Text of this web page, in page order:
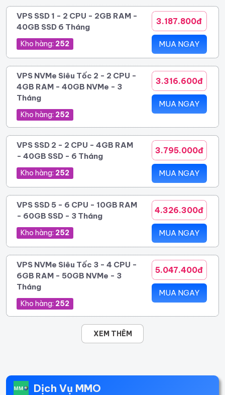
VPS SSD 1 - 2 CPU - 2GB RAM -
40GB SSD 6 Tháng
Kho hàng: 252
3.187.800đ
MUA NGAY
VPS NVMe Siêu Tốc 2 - 2 CPU -
4GB RAM - 40GB NVMe - 3
Tháng
Kho hàng: 252
3.316.600đ
MUA NGAY
VPS SSD 2 - 2 CPU - 4GB RAM
- 40GB SSD - 6 Tháng
Kho hàng: 252
3.795.000đ
MUA NGAY
VPS SSD 5 - 6 CPU - 10GB RAM
- 60GB SSD - 3 Tháng
Kho hàng: 252
4.326.300đ
MUA NGAY
VPS NVMe Siêu Tốc 3 - 4 CPU -
6GB RAM - 50GB NVMe - 3
Tháng
Kho hàng: 252
5.047.400đ
MUA NGAY
XEM THÊM
Dịch Vụ MMO